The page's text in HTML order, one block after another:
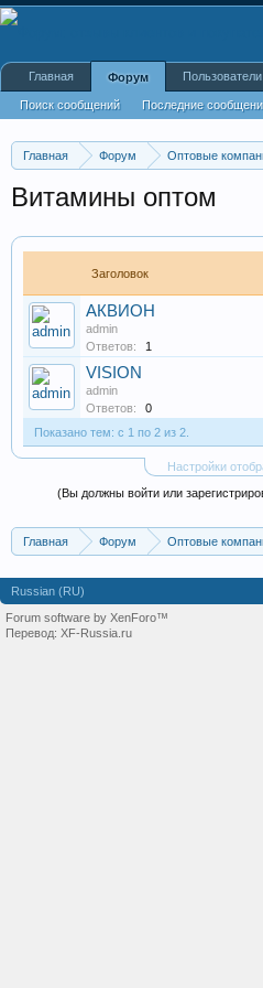
Главная Форум Оптовые
Витамины оптом
Заголовок
АКВИОН
admin
Ответов:
1
VISION
admin
Ответов:
0
Показано тем: с 1 по 2 из 2.
Настройки
(Вы должны войти или
Главная Форум Оптовые
Главная Форум
Поиск сообщений Последние
Пользователи
Russian (RU)
Forum software by XenForo™
Перевод: XF-Russia.ru